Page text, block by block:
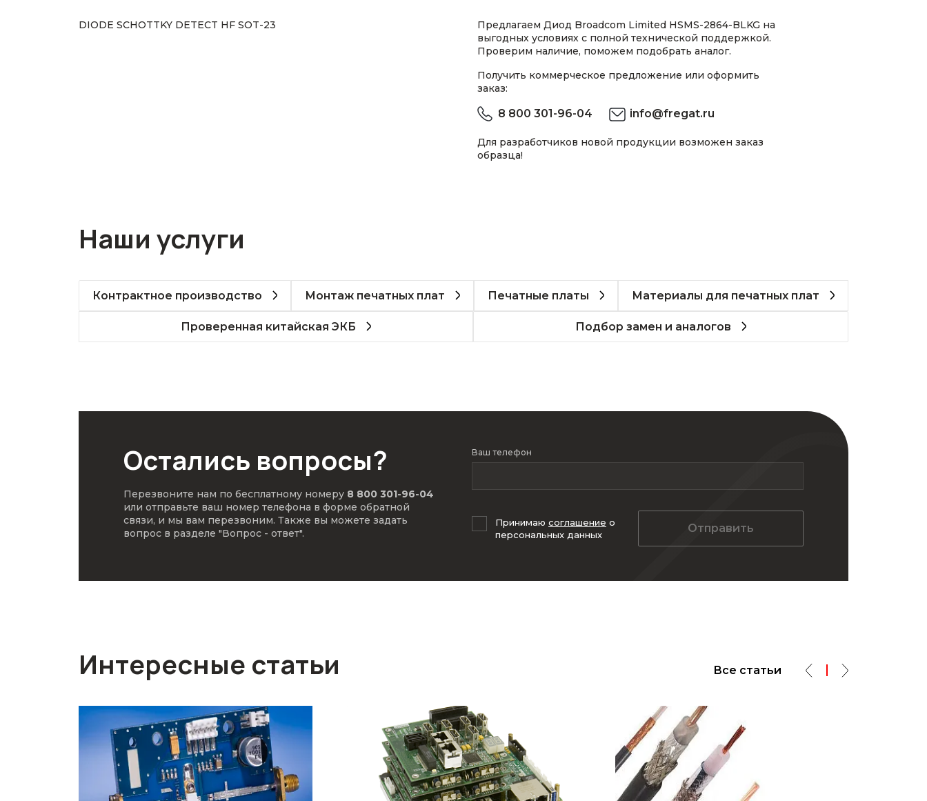
DIODE SCHOTTKY DETECT HF SOT-23
Предлагаем Диод Broadcom Limited HSMS-2864-BLKG на
выгодных условиях с полной технической поддержкой.
Проверим наличие, поможем подобрать аналог.
Получить коммерческое предложение или оформить
заказ:
8 800 301-96-04 info@fregat.ru
Для разработчиков новой продукции возможен заказ
образца!
Наши услуги
Контрактное производство Монтаж печатных плат Печатные платы Материалы для печатных плат
Проверенная китайская ЭКБ Подбор замен и аналогов
Остались вопросы?
Перезвоните нам по бесплатному номеру 8 800 301-96-04
или отправьте ваш номер телефона в форме обратной
связи, и мы вам перезвоним. Также вы можете задать
вопрос в разделе "Вопрос - ответ".
Ваш телефон
Принимаю соглашение о
персональных данных
Отправить
Интересные статьи Все статьи